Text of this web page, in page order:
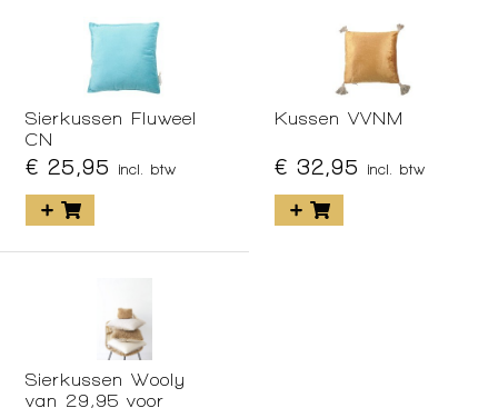
Sierkussen Fluweel
CN
€ 25,95 incl. btw
Kussen VVNM
€ 32,95 incl. btw
Sierkussen Wooly
van 29,95 voor